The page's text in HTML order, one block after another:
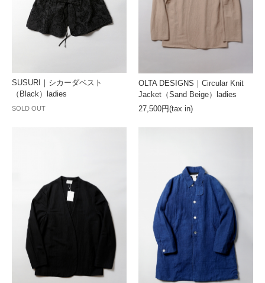
SUSURI｜シカーダベスト
（Black）ladies
SOLD OUT
OLTA DESIGNS｜Circular Knit
Jacket（Sand Beige）ladies
27,500円(tax in)